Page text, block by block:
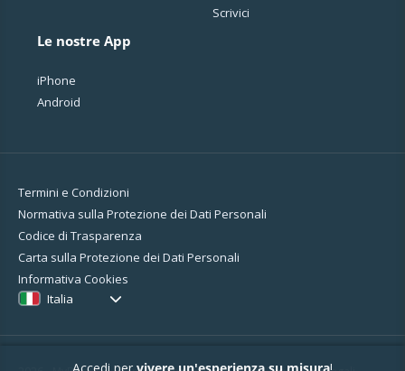
Le nostre App
iPhone
Android
Scrivici
Termini e Condizioni
Normativa sulla Protezione dei Dati Personali
Codice di Trasparenza
Carta sulla Protezione dei Dati Personali
Informativa Cookies
Italia